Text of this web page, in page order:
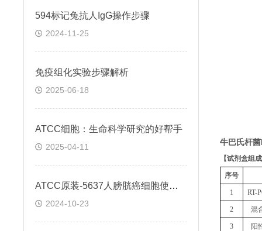
594标记兔抗人IgG操作步骤
2024-11-25
免疫组化实验步骤解析
2025-06-18
ATCC细胞：生命科学研究的好帮手
2025-04-11
ATCC原装-5637人膀胱癌细胞使用説明
2024-10-23
牛巴氏杆
【试剂盒组成
序号
1 RT-
2 混
3 阳